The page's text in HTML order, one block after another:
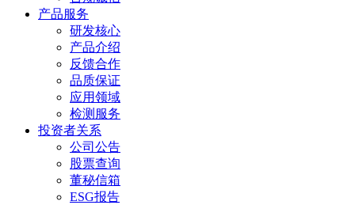
产品服务
研发核心
产品介绍
反馈合作
品质保证
应用领域
检测服务
投资者关系
公司公告
股票查询
董秘信箱
ESG报告